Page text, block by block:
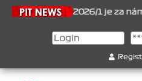
2026/1 je za námi...1. Jan